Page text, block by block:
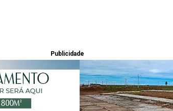
Publicidade